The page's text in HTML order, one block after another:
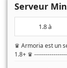
Serveur
1.8 à
♛ Armoria est un
1.8+ ♛